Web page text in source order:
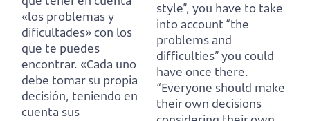
«los problemas y
dificultades» con los
que te puedes
encontrar. «Cada uno
debe tomar su propia
decisión, teniendo en
cuenta sus
style”, you have to take
into account “the
problems and
difficulties” you could
have once there.
“Everyone should make
their own decisions